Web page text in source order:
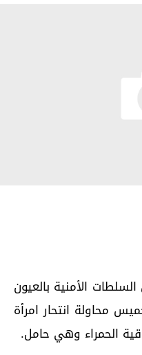
الأمنية بالعيون
محاولة انتحار امرأة
الحمراء وهي حامل.